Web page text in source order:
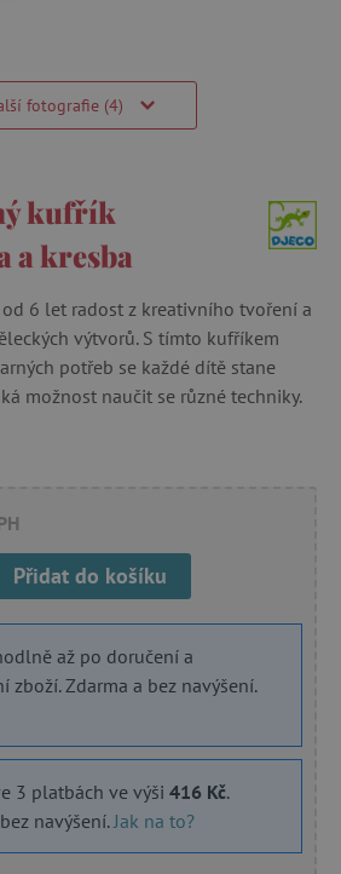
fotografie (4)
kufřík
a kresba
6 let radost z kreativního tvoření a
výtvorů. S tímto kufříkem
potřeb se každé dítě stane
možnost naučit se různé techniky.
Přidat do košíku
až po doručení a
zboží. Zdarma a bez navýšení.
3 platbách ve výši 416 Kč.
navýšení.Jak na to?